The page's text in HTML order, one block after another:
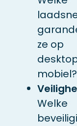
ze op
mobiel?
Welke